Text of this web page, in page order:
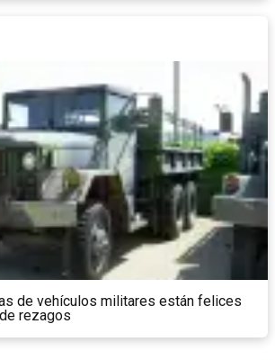
de vehículos militares están felices
rezagos